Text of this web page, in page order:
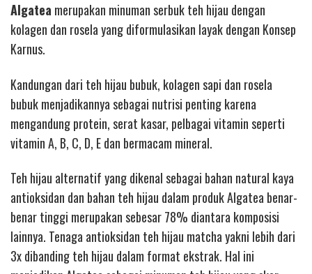
Algatea merupakan minuman serbuk teh hijau dengan
kolagen dan rosela yang diformulasikan layak dengan Konsep
Karnus.
Kandungan dari teh hijau bubuk, kolagen sapi dan rosela
bubuk menjadikannya sebagai nutrisi penting karena
mengandung protein, serat kasar, pelbagai vitamin seperti
vitamin A, B, C, D, E dan bermacam mineral.
Teh hijau alternatif yang dikenal sebagai bahan natural kaya
antioksidan dan bahan teh hijau dalam produk Algatea benar-
benar tinggi merupakan sebesar 78% diantara komposisi
lainnya. Tenaga antioksidan teh hijau matcha yakni lebih dari
3x dibanding teh hijau dalam format ekstrak. Hal ini